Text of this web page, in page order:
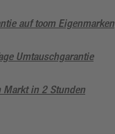
auf toom Eigenmarken
Umtauschgarantie
in 2 Stunden